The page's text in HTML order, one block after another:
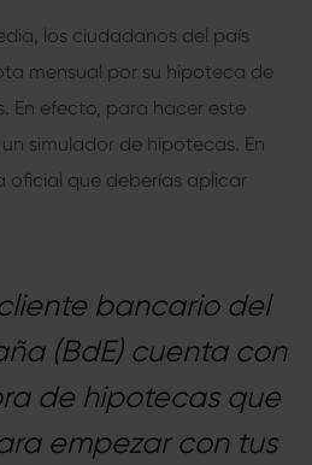
los ciudadanos del país
mensual por su hipoteca de
En efecto, para hacer este
simulador de hipotecas . En
oficial que deberías aplicar
bancario del
(BdE) cuenta con
de hipotecas que
empezar con tus